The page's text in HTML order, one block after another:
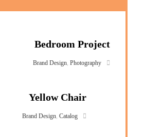
Bedroom Project
Brand Design, Photography
Yellow Chair
Brand Design ,Catalog